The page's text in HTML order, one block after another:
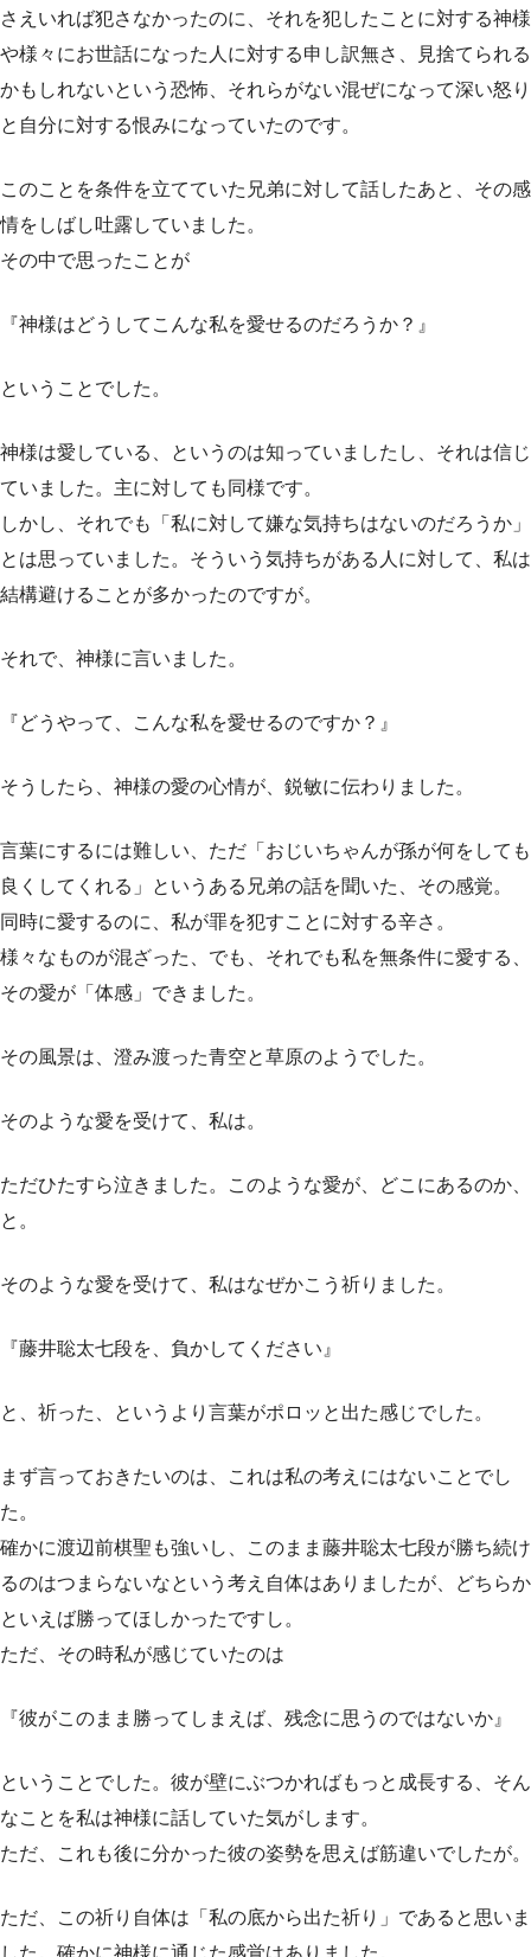
さえいれば犯さなかったのに、それを犯したことに対する神様
や様々にお世話になった人に対する申し訳無さ、見捨てられる
かもしれないという恐怖、それらがない混ぜになって深い怒り
と自分に対する恨みになっていたのです。
このことを条件を立てていた兄弟に対して話したあと、その感
情をしばし吐露していました。
その中で思ったことが
『神様はどうしてこんな私を愛せるのだろうか？』
ということでした。
神様は愛している、というのは知っていましたし、それは信じ
ていました。主に対しても同様です。
しかし、それでも「私に対して嫌な気持ちはないのだろうか」
とは思っていました。そういう気持ちがある人に対して、私は
結構避けることが多かったのですが。
それで、神様に言いました。
『どうやって、こんな私を愛せるのですか？』
そうしたら、神様の愛の心情が、鋭敏に伝わりました。
言葉にするには難しい、ただ「おじいちゃんが孫が何をしても
良くしてくれる」というある兄弟の話を聞いた、その感覚。
同時に愛するのに、私が罪を犯すことに対する辛さ。
様々なものが混ざった、でも、それでも私を無条件に愛する、
その愛が「体感」できました。
その風景は、澄み渡った青空と草原のようでした。
そのような愛を受けて、私は。
ただひたすら泣きました。このような愛が、どこにあるのか、
と。
そのような愛を受けて、私はなぜかこう祈りました。
『藤井聡太七段を、負かしてください』
と、祈った、というより言葉がポロッと出た感じでした。
まず言っておきたいのは、これは私の考えにはないことでし
た。
確かに渡辺前棋聖も強いし、このまま藤井聡太七段が勝ち続け
るのはつまらないなという考え自体はありましたが、どちらか
といえば勝ってほしかったですし。
ただ、その時私が感じていたのは
『彼がこのまま勝ってしまえば、残念に思うのではないか』
ということでした。彼が壁にぶつかればもっと成長する、そん
なことを私は神様に話していた気がします。
ただ、これも後に分かった彼の姿勢を思えば筋違いでしたが。
ただ、この祈り自体は「私の底から出た祈り」であると思いま